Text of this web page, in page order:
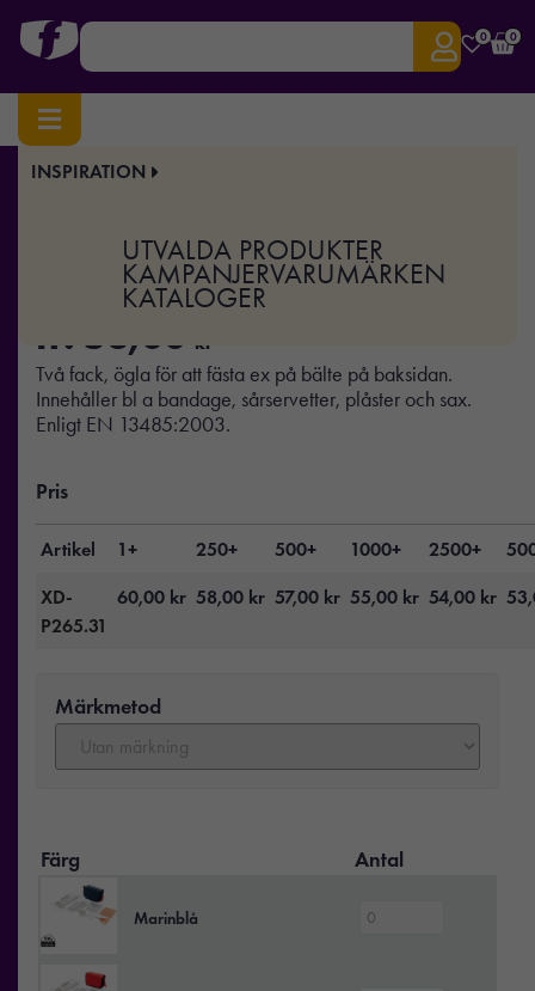
0 0
INSPIRATION
UTVALDA PRODUKTER
KAMPANJERVARUMÄRKEN
KATALOGER
Hem/Hälsa/Första hjälpen
Första hjälpen
fr. 53,00 kr
Två fack, ögla för att fästa ex på bälte på baksidan.
Innehåller bl a bandage, sårservetter, plåster och sax.
Enligt EN 13485:2003.
Pris
Artikel 1+ 250+ 500+ 1000+ 2500+
XD-
P265.31
60,00 kr 58,00 kr 57,00 kr 55,00 kr 54,00 kr
Märkmetod
Färg Antal
Marinblå